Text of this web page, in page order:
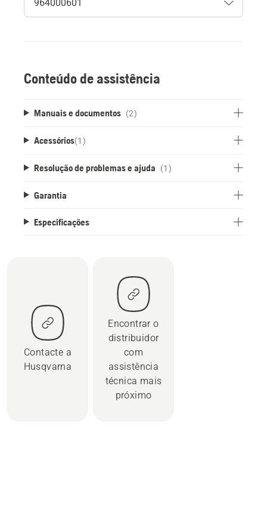
Conteúdo de assistência
Manuais e documentos (2)
Acessórios(1 )
Resolução de problemas e ajuda (1)
Garantia
Especificações
Contacte a
Husqvarna
Encontrar o
distribuidor
com
assistência
técnica mais
próximo